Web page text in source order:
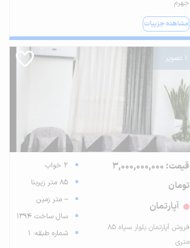
جهرم
مشاهده جزییات
1 تصویر
قیمت: 3,000,000,000
تومان
آپارتمان
فروش آپارتمان بلوار سپاه ۸۵
متری
2 خواب
85 متر زیربنا
-- متر زمین
سال ساخت 1394
شماره طبقه: 1